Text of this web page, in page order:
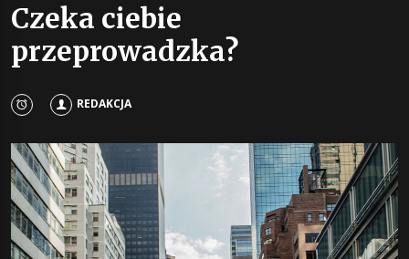
Czeka ciebie
przeprowadzka?
REDAKCJA